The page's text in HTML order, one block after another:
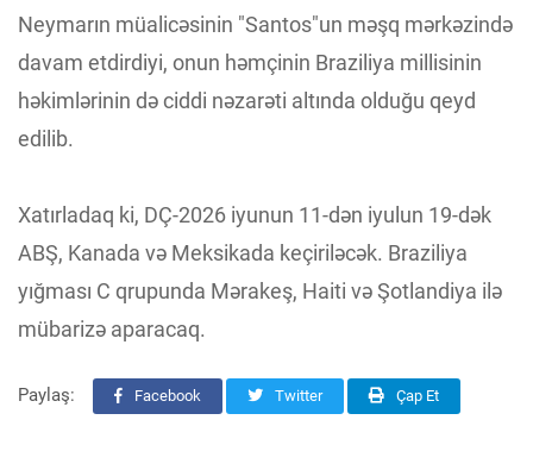
Neymarın müalicəsinin "Santos"un məşq mərkəzində
davam etdirdiyi, onun həmçinin Braziliya millisinin
həkimlərinin də ciddi nəzarəti altında olduğu qeyd
edilib.
Xatırladaq ki, DÇ-2026 iyunun 11-dən iyulun 19-dək
ABŞ, Kanada və Meksikada keçiriləcək. Braziliya
yığması C qrupunda Mərakeş, Haiti və Şotlandiya ilə
mübarizə aparacaq.
Paylaş: Facebook Twitter Çap Et